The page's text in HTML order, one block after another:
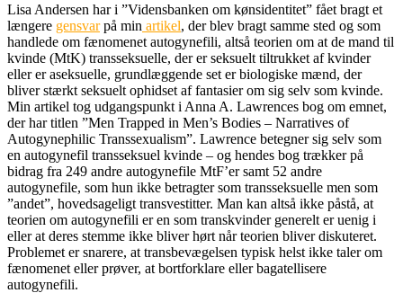
Lisa Andersen har i ”Vidensbanken om kønsidentitet” fået bragt et
længere gensvarpå min artikel, der blev bragt samme sted og som
handlede om fænomenet autogynefili, altså teorien om at de mand til
kvinde (MtK) transseksuelle, der er seksuelt tiltrukket af kvinder
eller er aseksuelle, grundlæggende set er biologiske mænd, der
bliver stærkt seksuelt ophidset af fantasier om sig selv som kvinde.
Min artikel tog udgangspunkt i Anna A. Lawrences bog om emnet,
der har titlen ”Men Trapped in Men’s Bodies – Narratives of
Autogynephilic Transsexualism”. Lawrence betegner sig selv som
en autogynefil transseksuel kvinde – og hendes bog trækker på
bidrag fra 249 andre autogynefile MtF’er samt 52 andre
autogynefile, som hun ikke betragter som transseksuelle men som
”andet”, hovedsageligt transvestitter. Man kan altså ikke påstå, at
teorien om autogynefili er en som transkvinder generelt er uenig i
eller at deres stemme ikke bliver hørt når teorien bliver diskuteret.
Problemet er snarere, at transbevægelsen typisk helst ikke taler om
fænomenet eller prøver, at bortforklare eller bagatellisere
autogynefili.